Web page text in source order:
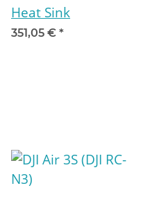
Heat Sink
351,05 € *